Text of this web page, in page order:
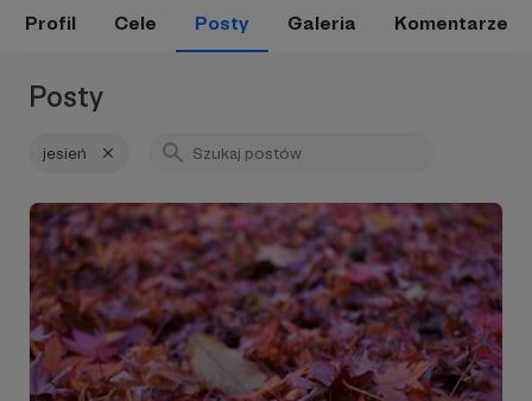
Profil Cele Posty Galeria Komentarze
Posty
jesień